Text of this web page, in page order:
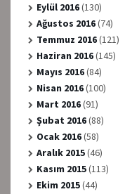
Eylül 2016(130)
Ağustos 2016(74)
Temmuz 2016(121)
Haziran 2016(145)
Mayıs 2016(84)
Nisan 2016(100)
Mart 2016(91)
Şubat 2016(88)
Ocak 2016(58)
Aralık 2015(46)
Kasım 2015(113)
Ekim 2015(44)